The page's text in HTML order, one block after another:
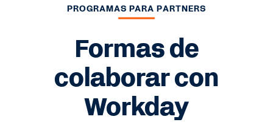
PROGRAMAS PARA PARTNERS
Formas de
colaborar con
Workday